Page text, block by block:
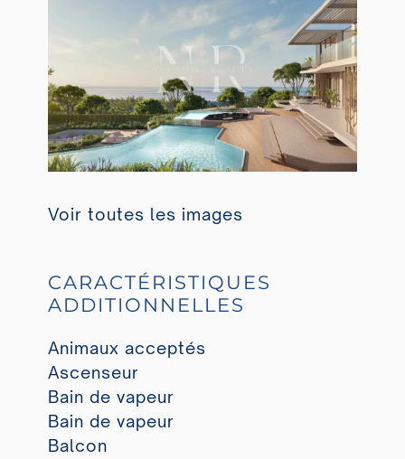
Voir toutes les images
CARACTÉRISTIQUES
ADDITIONNELLES
Animaux acceptés
Ascenseur
Bain de vapeur
Bain de vapeur
Balcon